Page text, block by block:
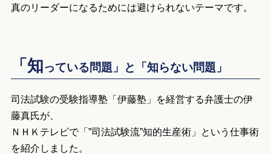
真のリーダーになるためには避けられないテーマです。
「知っている問題」と「知らない問題」
司法試験の受験指導塾「伊藤塾」を経営する弁護士の伊
藤真氏が、
ＮＨＫテレビで「”司法試験流”知的生産術」という仕事術
を紹介しました。